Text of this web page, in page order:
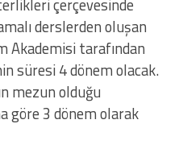
çerçevesinde
derslerden oluşan
Akademisi tarafından
süresi 4 dönem olacak.
mezun olduğu
göre 3 dönem olarak